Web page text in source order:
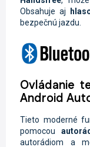
Obsahuje aj
bezpečnú jazdu.
Ovládanie
Android
Tieto moderné
pomocou
autorádiom a